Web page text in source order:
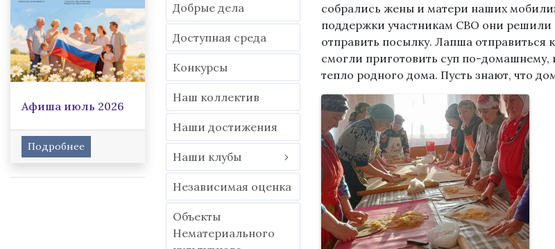
Афиша июль 2026
Подробнее
Добрые дела
Доступная среда
Конкурсы
Наш коллектив
Наши достижения
Наши клубы
Независимая оценка
Объекты
Нематериального
собрались жены и матери наших
поддержки участникам СВО они
отправить посылку. Лапша отправиться
смогли приготовить суп по-домашнему,
тепло родного дома. Пусть знают, что